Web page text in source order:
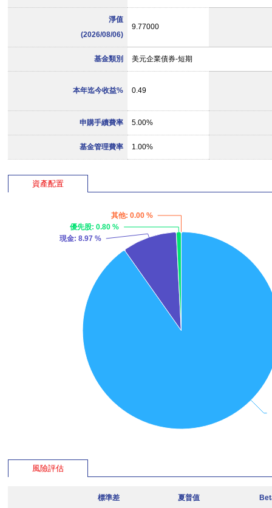
淨值
(2026/08/06)
9.77000
基金類別 美元企業債券-短期
本年迄今收益% 0.49
申購手續費率 5.00%
基金管理費率 1.00%
資產配置
現金: 8.97 %
優先股: 0.80 %
其他: 0.00 %
風險評估
標準差 夏普值